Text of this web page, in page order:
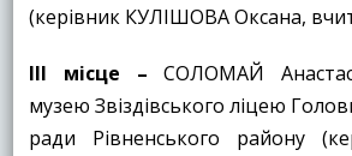
(керівник КУЛІШОВА Оксана,
ІІІ місце –СОЛОМАЙ
музею Звіздівського ліцею
ради Рівненського району